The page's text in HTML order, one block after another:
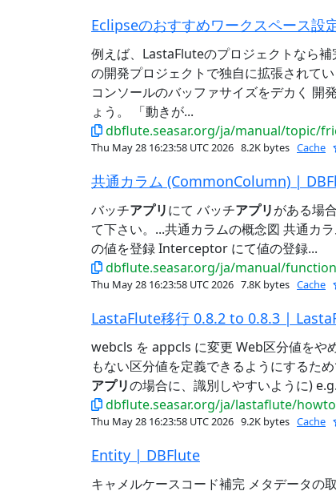
Eclipseのおすすめワークスペース設
例えば、LastaFluteのプロジェクトなら
の開発プロジェクトで独自に拡張されて
コンソールのバッファサイズをデカく 開
ょう。 「動きが...
dbflute.seasar.org/ja/manual/topic/
Thu May 28 16:23:58 UTC 2026 8.2K bytes Cache
共通カラム (CommonColumn) |
バッチアプリにて バッチアプリがある場
て下さい。...共通カラムの概念図 共通カ
の値を登録 Interceptor にて値の登録...
dbflute.seasar.org/ja/manual/
Thu May 28 16:23:58 UTC 2026 7.8K bytes Cache
LastaFlute移行 0.8.2 to 0.8.3 |
webcls を appcls に変更 Web区分値をやめ
もない区分値を定義できるようにするた
アプリの場合に、識別しやすいように)
dbflute.seasar.org/ja/lastaflute/
Thu May 28 16:23:58 UTC 2026 9.2K bytes Cache
Entity | DBFlute
キャメルケースコード補完 メタデータの